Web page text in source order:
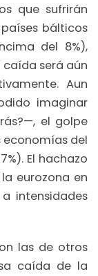
que sufrirán
bálticos
del 8%),
será aún
Aun
imaginar
el golpe
economías del
El hachazo
eurozona en
intensidades
las de otros
caída de la